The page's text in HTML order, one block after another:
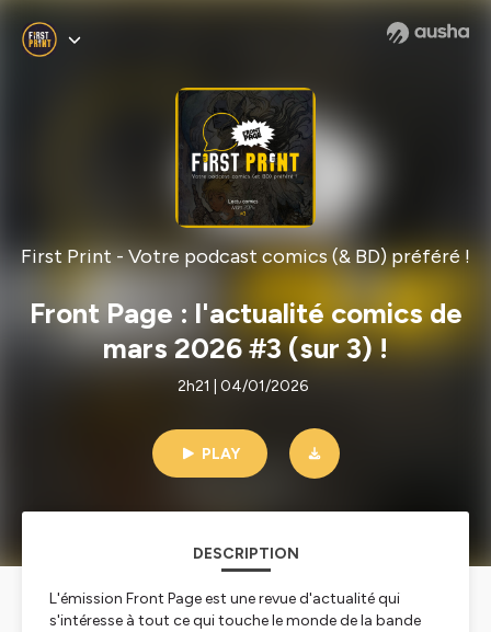
First Print - Votre podcast comics (& BD) préféré !
Front Page : l'actualité comics de
mars 2026 #3 (sur 3) !
2h21 | 04/01/2026
PLAY
DESCRIPTION
L'émission Front Page est une revue d'actualité qui
s'intéresse à tout ce qui touche le monde de la bande